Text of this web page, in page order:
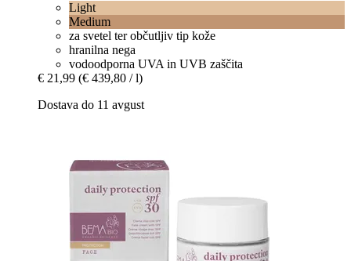
Light
Medium
za svetel ter občutljiv tip kože
hranilna nega
vodoodporna UVA in UVB zaščita
€ 21,99 (€ 439,80 / l)
Dostava do 11 avgust